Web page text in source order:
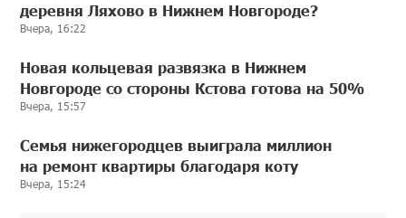
деревня Ляхово в Нижнем Новгороде?
Вчера, 16:22
Новая кольцевая развязка в Нижнем
Новгороде со стороны Кстова готова на 50%
Вчера, 15:57
Семья нижегородцев выиграла миллион
на ремонт квартиры благодаря коту
Вчера, 15:24